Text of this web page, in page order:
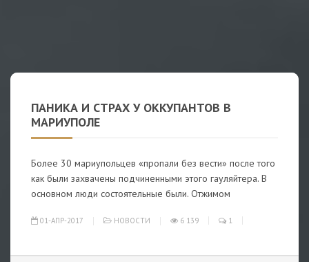
ПАНИКА И СТРАХ У ОККУПАНТОВ В
МАРИУПОЛЕ
Более 30 мариупольцев «пропали без вести» после того
как были захвачены подчиненными этого гауляйтера. В
основном люди состоятельные были. Отжимом
01-АПР-2017 НОВОСТИ 6 139 1